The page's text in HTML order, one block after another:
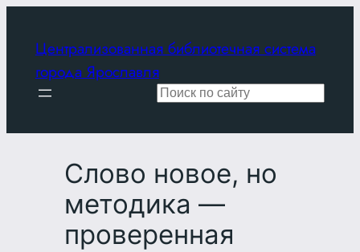
содержимому
Централизованная библиотечная система
города Ярославля
Поиск
Слово новое, но
методика —
проверенная